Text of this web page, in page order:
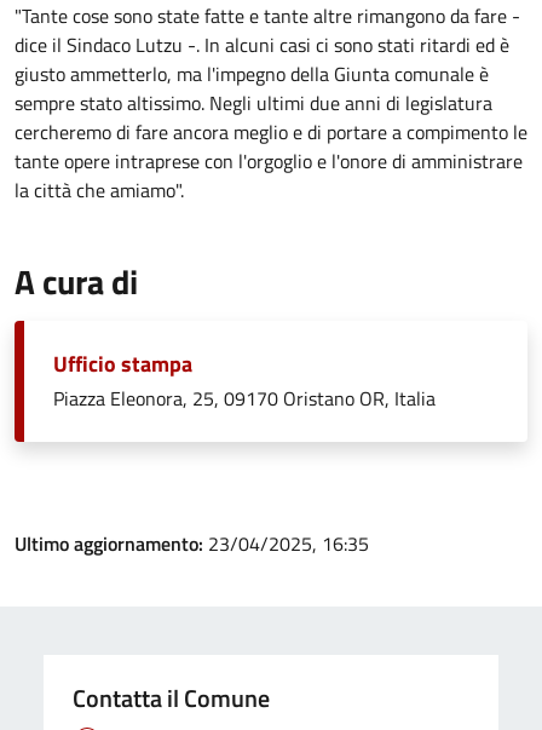
"Tante cose sono state fatte e tante altre rimangono da fare -
dice il Sindaco Lutzu -. In alcuni casi ci sono stati ritardi ed è
giusto ammetterlo, ma l'impegno della Giunta comunale è
sempre stato altissimo. Negli ultimi due anni di legislatura
cercheremo di fare ancora meglio e di portare a compimento le
tante opere intraprese con l'orgoglio e l'onore di amministrare
la città che amiamo".
A cura di
Ufficio stampa
Piazza Eleonora, 25, 09170 Oristano OR, Italia
Ultimo aggiornamento: 23/04/2025, 16:35
Contatta il Comune